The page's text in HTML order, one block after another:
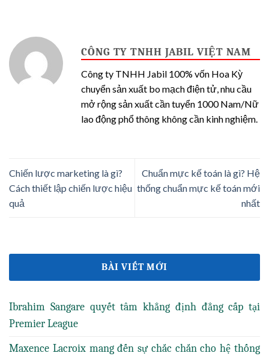
CÔNG TY TNHH JABIL VIỆT NAM
Công ty TNHH Jabil 100% vốn Hoa Kỳ
chuyển sản xuất bo mạch điện tử, nhu cầu
mở rộng sản xuất cần tuyển 1000 Nam/Nữ
lao động phổ thông không cần kinh nghiệm.
Chiến lược marketing là gì?
Cách thiết lập chiến lược hiệu
quả
Chuẩn mực kế toán là gì? Hệ
thống chuẩn mực kế toán mới
nhất
BÀI VIẾT MỚI
Ibrahim Sangare quyết tâm khẳng định đẳng cấp tại
Premier League
Maxence Lacroix mang đến sự chắc chắn cho hệ thống